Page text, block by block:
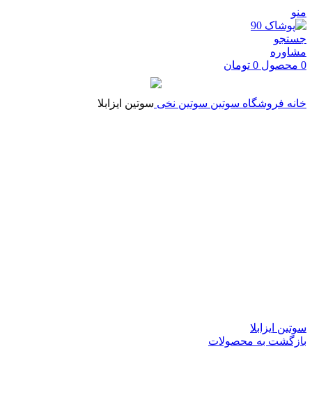
منو
جستجو
مشاوره
0 محصول 0 تومان
خانه فروشگاه سوتین سوتین نخی سوتین ایزابلا
سوتین ایزابلا
بازگشت به محصولات